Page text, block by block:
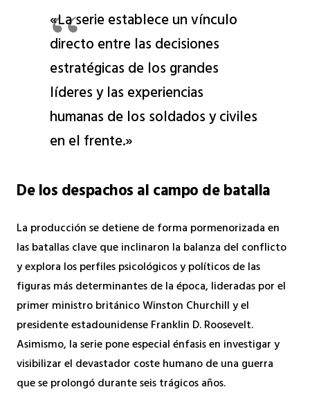
«La serie establece un vínculo
directo entre las decisiones
estratégicas de los grandes
líderes y las experiencias
humanas de los soldados y civiles
en el frente.»
De los despachos al campo de batalla
La producción se detiene de forma pormenorizada en
las batallas clave que inclinaron la balanza del conflicto
y explora los perfiles psicológicos y políticos de las
figuras más determinantes de la época, lideradas por el
primer ministro británico Winston Churchill y el
presidente estadounidense Franklin D. Roosevelt.
Asimismo, la serie pone especial énfasis en investigar y
visibilizar el devastador coste humano de una guerra
que se prolongó durante seis trágicos años.